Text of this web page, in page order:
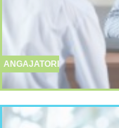
ANGAJATORI